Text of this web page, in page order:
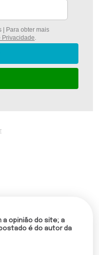
| Para obter mais
Privacidade
a opinião do site; a
é do autor da